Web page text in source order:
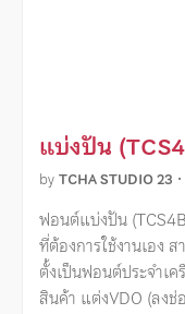
แบ่งปัน
byTCHA STUDIO 23 •
ฟอนต์แบ่งปัน
ที่ต้องการใช้งานเอง
ตั้งเป็นฟอนต์ประจำเค
สินค้า แต่งVDO (ลงช่